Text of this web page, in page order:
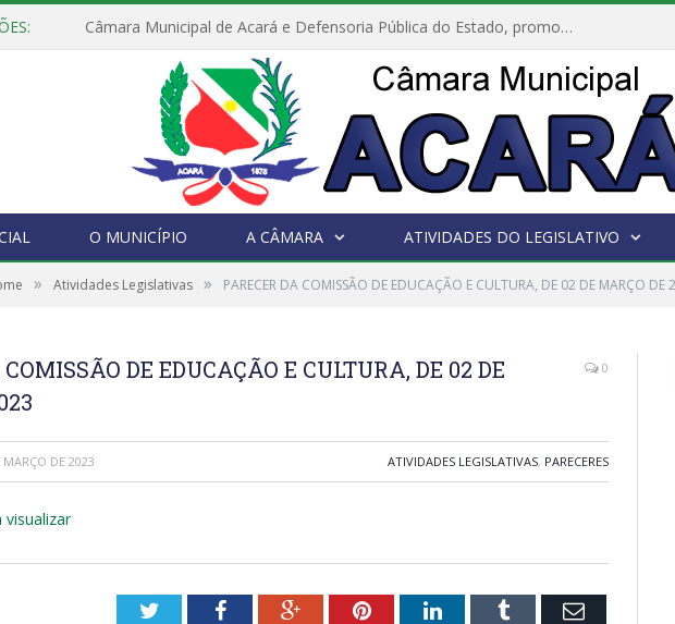
Câmara Municipal de Acará e Defensoria Pública do Estado, promovem Ação Balcão de Direitos
O MUNICÍPIO A CÂMARA ATIVIDADES DO LEGISLATIVO
» Atividades Legislativas » PARECER DA COMISSÃO DE EDUCAÇÃO E CULTURA, DE 02 DE MARÇO DE
DE EDUCAÇÃO E CULTURA, DE 02 DE
0
MARÇO DE 2023 ATIVIDADES LEGISLATIVAS, PARECERES
visualizar
TwitterFacebookGoogle+PinterestLinkedInTumblr Email